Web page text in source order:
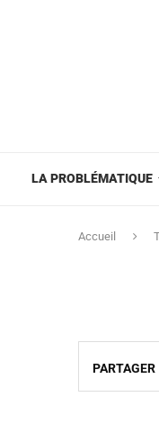
LA PROBLÉMATIQUE
Accueil
PARTAGER